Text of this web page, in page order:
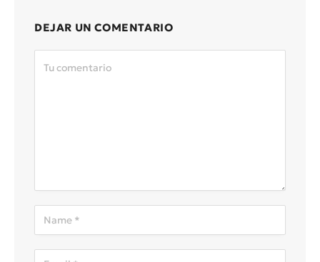
DEJAR UN COMENTARIO